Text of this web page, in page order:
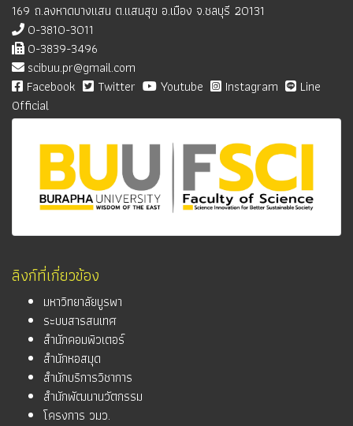
169 ถ.ลงหาดบางแสน ต.แสนสุข อ.เมือง จ.ชลบุรี 20131
0-3810-3011
0-3839-3496
scibuu.pr@gmail.com
Facebook
Twitter Youtube Instagram
Line
Official
ลิงก์ที่เกี่ยวข้อง
มหาวิทยาลัยบูรพา
ระบบสารสนเทศ
สำนักคอมพิวเตอร์
สำนักหอสมุด
สำนักบริการวิชาการ
สำนักพัฒนานวัตกรรม
โครงการ วมว.